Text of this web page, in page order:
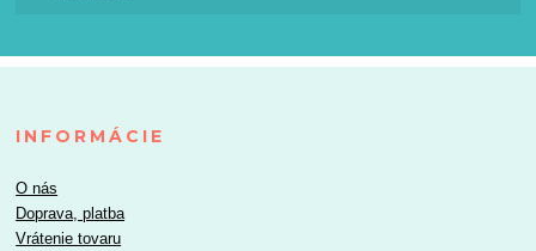
INFORMÁCIE
O nás
Doprava, platba
Vrátenie tovaru